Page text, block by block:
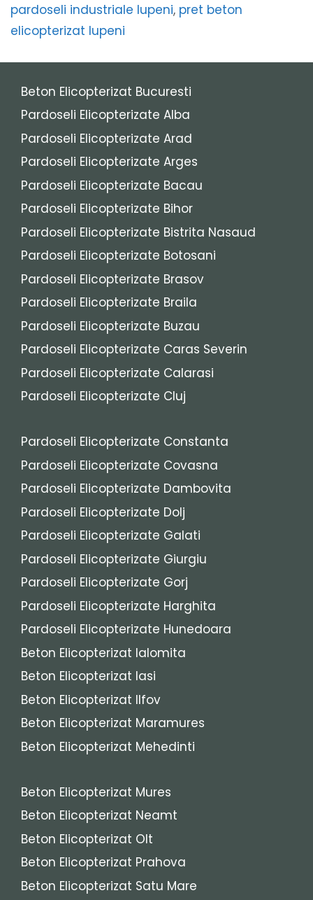
pardoseli industriale lupeni, pret beton
elicopterizat lupeni
Beton Elicopterizat Bucuresti
Pardoseli Elicopterizate Alba
Pardoseli Elicopterizate Arad
Pardoseli Elicopterizate Arges
Pardoseli Elicopterizate Bacau
Pardoseli Elicopterizate Bihor
Pardoseli Elicopterizate Bistrita Nasaud
Pardoseli Elicopterizate Botosani
Pardoseli Elicopterizate Brasov
Pardoseli Elicopterizate Braila
Pardoseli Elicopterizate Buzau
Pardoseli Elicopterizate Caras Severin
Pardoseli Elicopterizate Calarasi
Pardoseli Elicopterizate Cluj
Pardoseli Elicopterizate Constanta
Pardoseli Elicopterizate Covasna
Pardoseli Elicopterizate Dambovita
Pardoseli Elicopterizate Dolj
Pardoseli Elicopterizate Galati
Pardoseli Elicopterizate Giurgiu
Pardoseli Elicopterizate Gorj
Pardoseli Elicopterizate Harghita
Pardoseli Elicopterizate Hunedoara
Beton Elicopterizat Ialomita
Beton Elicopterizat Iasi
Beton Elicopterizat Ilfov
Beton Elicopterizat Maramures
Beton Elicopterizat Mehedinti
Beton Elicopterizat Mures
Beton Elicopterizat Neamt
Beton Elicopterizat Olt
Beton Elicopterizat Prahova
Beton Elicopterizat Satu Mare